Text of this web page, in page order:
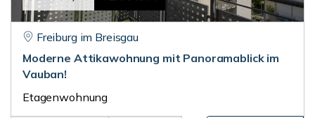
Freiburg im Breisgau
Moderne Attikawohnung mit Panoramablick im
Vauban!
Etagenwohnung